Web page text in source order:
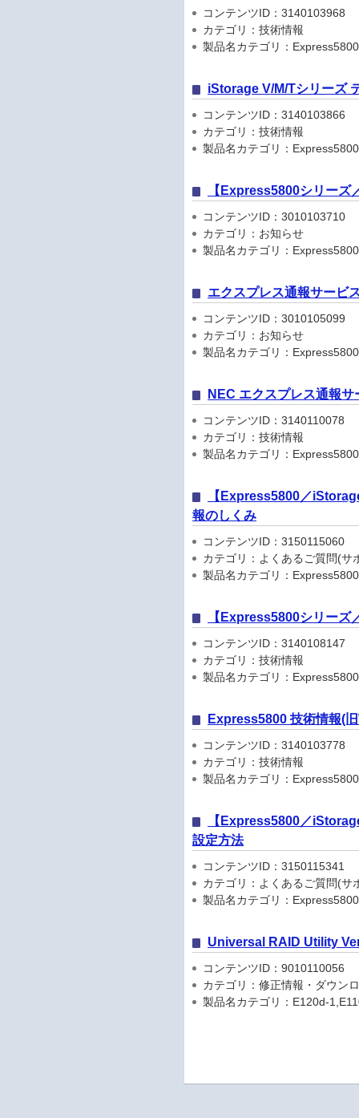
コンテンツID：3140103968
カテゴリ：技術情報
製品名カテゴリ：
iStorage V/M/Tシリーズ
コンテンツID：3140103866
カテゴリ：技術情報
製品名カテゴリ：
【Express5800シリー
コンテンツID：3010103710
カテゴリ：お知らせ
製品名カテゴリ：
エクスプレス通報サービ
コンテンツID：3010105099
カテゴリ：お知らせ
製品名カテゴリ：
NEC エクスプレス通報
コンテンツID：3140110078
カテゴリ：技術情報
製品名カテゴリ：
【Express5800／
報のしくみ
コンテンツID：3150115060
カテゴリ：よくあるご質問(サ
製品名カテゴリ：
【Express5800シリー
コンテンツID：3140108147
カテゴリ：技術情報
製品名カテゴリ：
Express5800 技術情報(
コンテンツID：3140103778
カテゴリ：技術情報
製品名カテゴリ：
【Express5800／
設定方法
コンテンツID：3150115341
カテゴリ：よくあるご質問(サ
製品名カテゴリ：
Universal RAID Utility
コンテンツID：9010110056
カテゴリ：修正情報・ダウン
製品名カテゴリ：E120d-